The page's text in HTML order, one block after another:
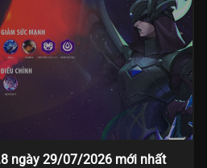
ngày 29/07/2026 mới nhất